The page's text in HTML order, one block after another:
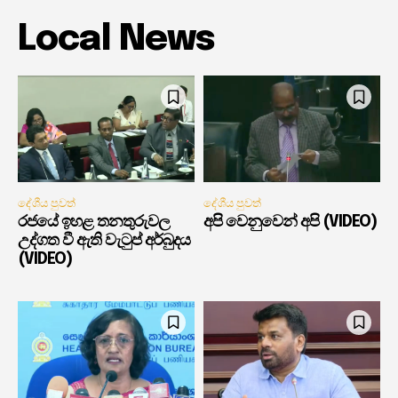
Local News
දේශීය පුවත්
රජයේ ඉහළ තනතුරුවල
උද්ගත වී ඇති වැටුප් අර්බුදය
(VIDEO)
දේශීය පුවත්
අපි වෙනුවෙන් අපි (VIDEO)